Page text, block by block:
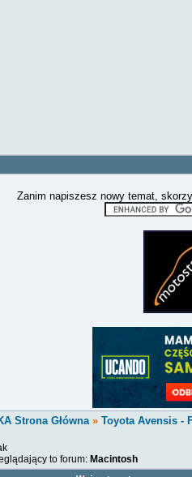
Zanim napiszesz nowy temat,
Strona Główna» Toyota Avensis -
to forum: Macintosh